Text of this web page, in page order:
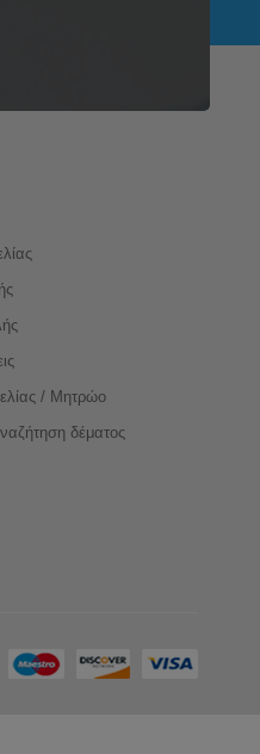
/ Μητρώο
δέματος